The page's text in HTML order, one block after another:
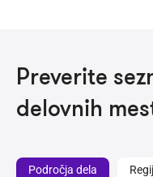
Preverite
delovnih
Področja dela